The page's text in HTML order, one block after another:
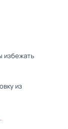
избежать
из